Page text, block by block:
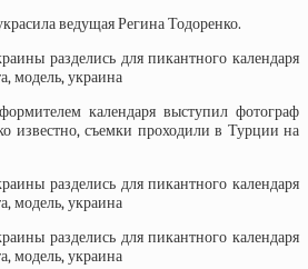
ведущая Регина Тодоренко.
календаря выступил фотограф
известно, съемки проходили в Турции на